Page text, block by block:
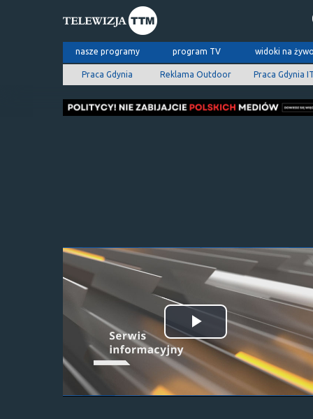
nasze programy program TV widoki na
Praca Gdynia Reklama Outdoor Praca Gdynia
Odtwórz
wideo